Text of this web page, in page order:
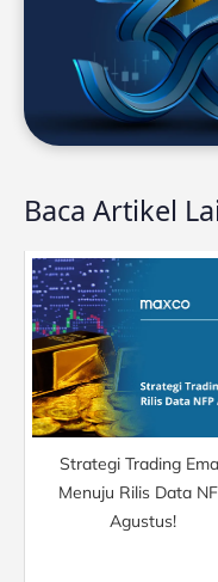
Baca Artikel
Strategi Trading
Menuju Rilis Data
Agustus!